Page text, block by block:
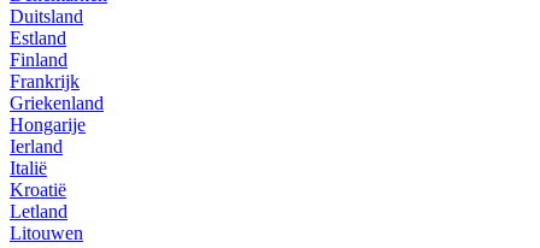
Duitsland
Estland
Finland
Frankrijk
Griekenland
Hongarije
Ierland
Italië
Kroatië
Letland
Litouwen